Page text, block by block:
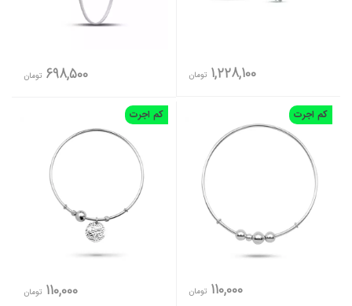
1,228,100 تومان 698,500 تومان
کم اجرت
110,000 تومان
کم اجرت
110,000 تومان